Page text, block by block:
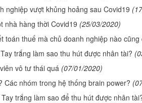
nghiệp vượt khủng hoảng sau Covid19
nhà hàng thời Covid19 (25/03/2020)
toán thuế mà chủ doanh nghiệp nào cũng
trắng làm sao thu hút được nhân tài?
vô tư thái quá (07/01/2020)
Các nhóm trong hệ thống brain power?
trắng làm sao để thu hút được nhân